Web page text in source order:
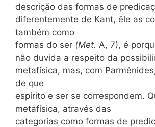
descrição das formas de
diferentemente de Kant, êle as
também como
formas do ser (Met. A, 7), é
não duvida a respeito da
metafísica, mas, com
de que
espírito e ser se correspondem.
metafísica, através das
categorias como formas de